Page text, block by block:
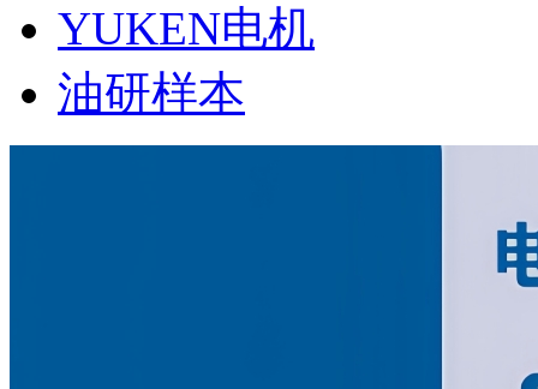
YUKEN电机
油研样本